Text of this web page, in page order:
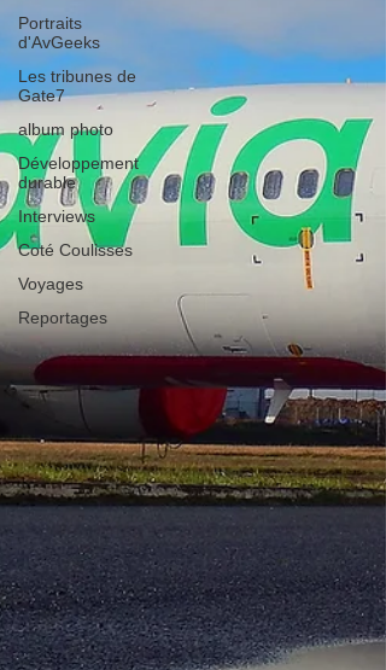
Portraits
d'AvGeeks
Les tribunes de
Gate7
album photo
Développement
durable
Interviews
Coté Coulisses
Voyages
Reportages